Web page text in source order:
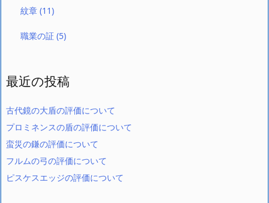
紋章(11)
職業の証(5)
最近の投稿
古代鏡の大盾の評価について
プロミネンスの盾の評価について
蛮災の鎌の評価について
フルムの弓の評価について
ピスケスエッジの評価について